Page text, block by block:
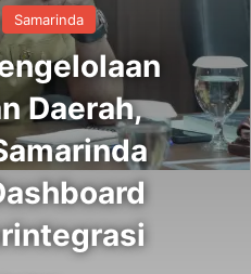
Samarinda
Daerah,